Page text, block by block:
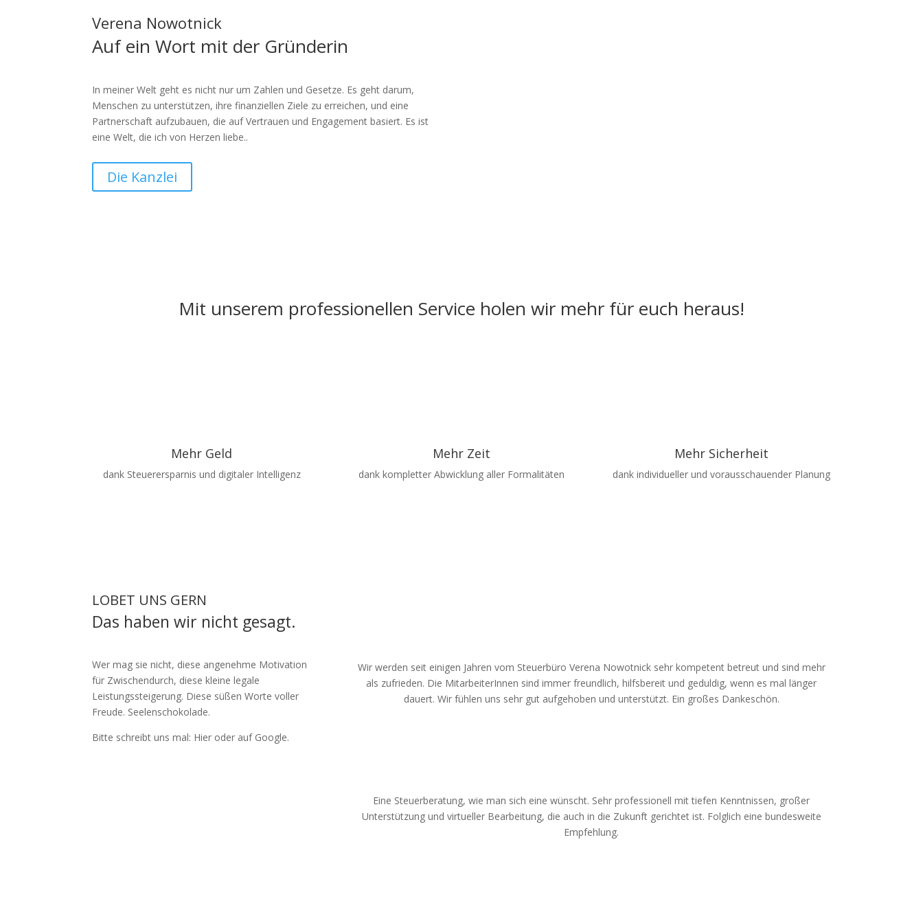
Verena Nowotnick
Auf ein Wort mit der Gründerin
In meiner Welt geht es nicht nur um Zahlen und Gesetze. Es geht darum,
Menschen zu unterstützen, ihre finanziellen Ziele zu erreichen, und eine
Partnerschaft aufzubauen, die auf Vertrauen und Engagement basiert. Es ist
eine Welt, die ich von Herzen liebe..
Die Kanzlei
Mit unserem professionellen Service holen wir mehr für euch heraus!
Mehr Geld
dank Steuerersparnis und digitaler Intelligenz
Mehr Zeit
dank kompletter Abwicklung aller Formalitäten
Mehr Sicherheit
dank individueller und vorausschauender Planung
LOBET UNS GERN
Das haben wir nicht gesagt.
Wer mag sie nicht, diese angenehme Motivation
für Zwischendurch, diese kleine legale
Leistungssteigerung. Diese süßen Worte voller
Freude. Seelenschokolade.
Bitte schreibt uns mal: Hier oder auf Google.
Wir werden seit einigen Jahren vom Steuerbüro Verena Nowotnick sehr kompetent betreut und sind mehr
als zufrieden. Die MitarbeiterInnen sind immer freundlich, hilfsbereit und geduldig, wenn es mal länger
dauert. Wir fühlen uns sehr gut aufgehoben und unterstützt. Ein großes Dankeschön.
Eine Steuerberatung, wie man sich eine wünscht. Sehr professionell mit tiefen Kenntnissen, großer
Unterstützung und virtueller Bearbeitung, die auch in die Zukunft gerichtet ist. Folglich eine bundesweite
Empfehlung.